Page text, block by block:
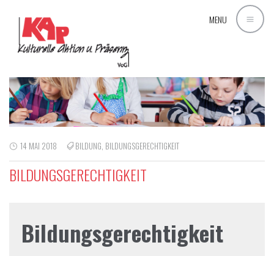
MENU
14 MAI 2018 BILDUNG BILDUNGSGERECHTIGKEIT
BILDUNGSGERECHTIGKEIT
Bildungsgerechtigkeit